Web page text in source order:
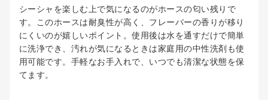
シーシャを楽しむ上で気になるのがホースの匂い残りで
す。このホースは耐臭性が高く、フレーバーの香りが移り
にくいのが嬉しいポイント。使用後は水を通すだけで簡単
に洗浄でき、汚れが気になるときは家庭用の中性洗剤も使
用可能です。手軽なお手入れで、いつでも清潔な状態を保
てます。